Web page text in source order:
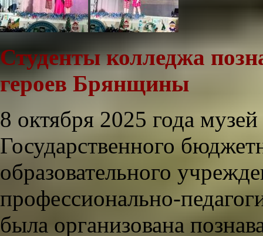
Студенты колледжа
героев Брянщины
8 октября 2025 года
Государственного
образовательного
профессионально-
была организована